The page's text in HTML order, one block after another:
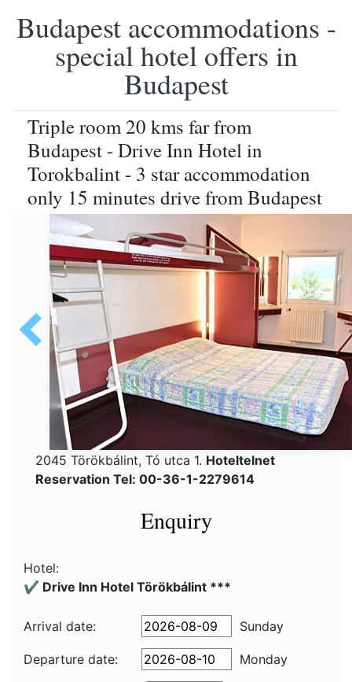
Budapest accommodations -
special hotel offers in
Budapest
Triple room 20 kms far from
Budapest - Drive Inn Hotel in
Torokbalint - 3 star accommodation
only 15 minutes drive from Budapest
2045 Törökbálint, Tó utca 1. Hoteltelnet
Reservation Tel: 00-36-1-2279614
Enquiry
Hotel:
✔️ Drive Inn Hotel Törökbálint ***
Arrival date: Sunday
Departure date:
Monday